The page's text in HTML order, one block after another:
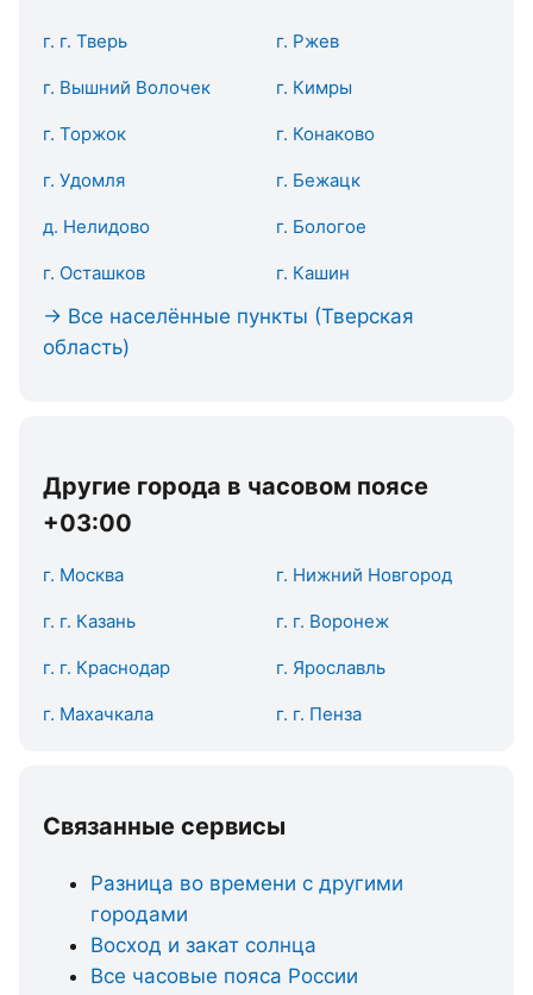
г. г. Тверь г. Ржев
г. Вышний Волочек г. Кимры
г. Торжок г. Конаково
г. Удомля г. Бежацк
д. Нелидово г. Бологое
г. Осташков г. Кашин
→ Все населённые пункты (Тверская
область)
Другие города в часовом поясе
+03:00
г. Москва г. Нижний Новгород
г. г. Казань г. г. Воронеж
г. г. Краснодар г. Ярославль
г. Махачкала г. г. Пенза
Связанные сервисы
Разница во времени с другими
городами
Восход и закат солнца
Все часовые пояса России